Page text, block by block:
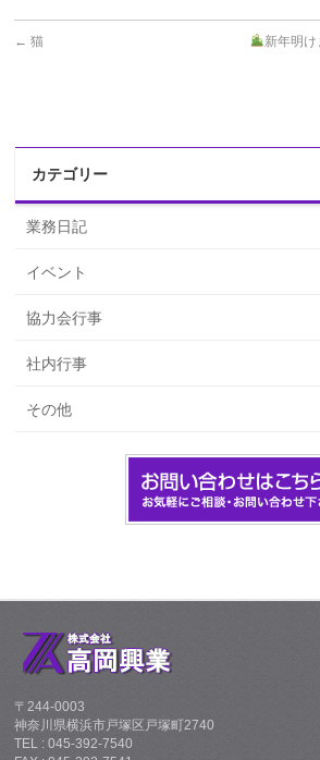
← 猫
新年明け
カテゴリー
業務日記
イベント
協力会行事
社内行事
その他
〒244-0003
神奈川県横浜市戸塚区戸塚町2740
TEL : 045-392-7540